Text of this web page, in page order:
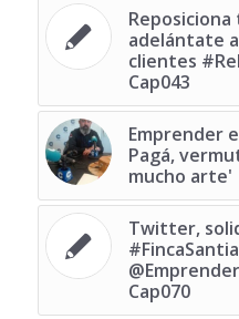
adelántate
clientes
Cap043
Emprender
Pagá,
mucho arte'
Twitter,
Cap070